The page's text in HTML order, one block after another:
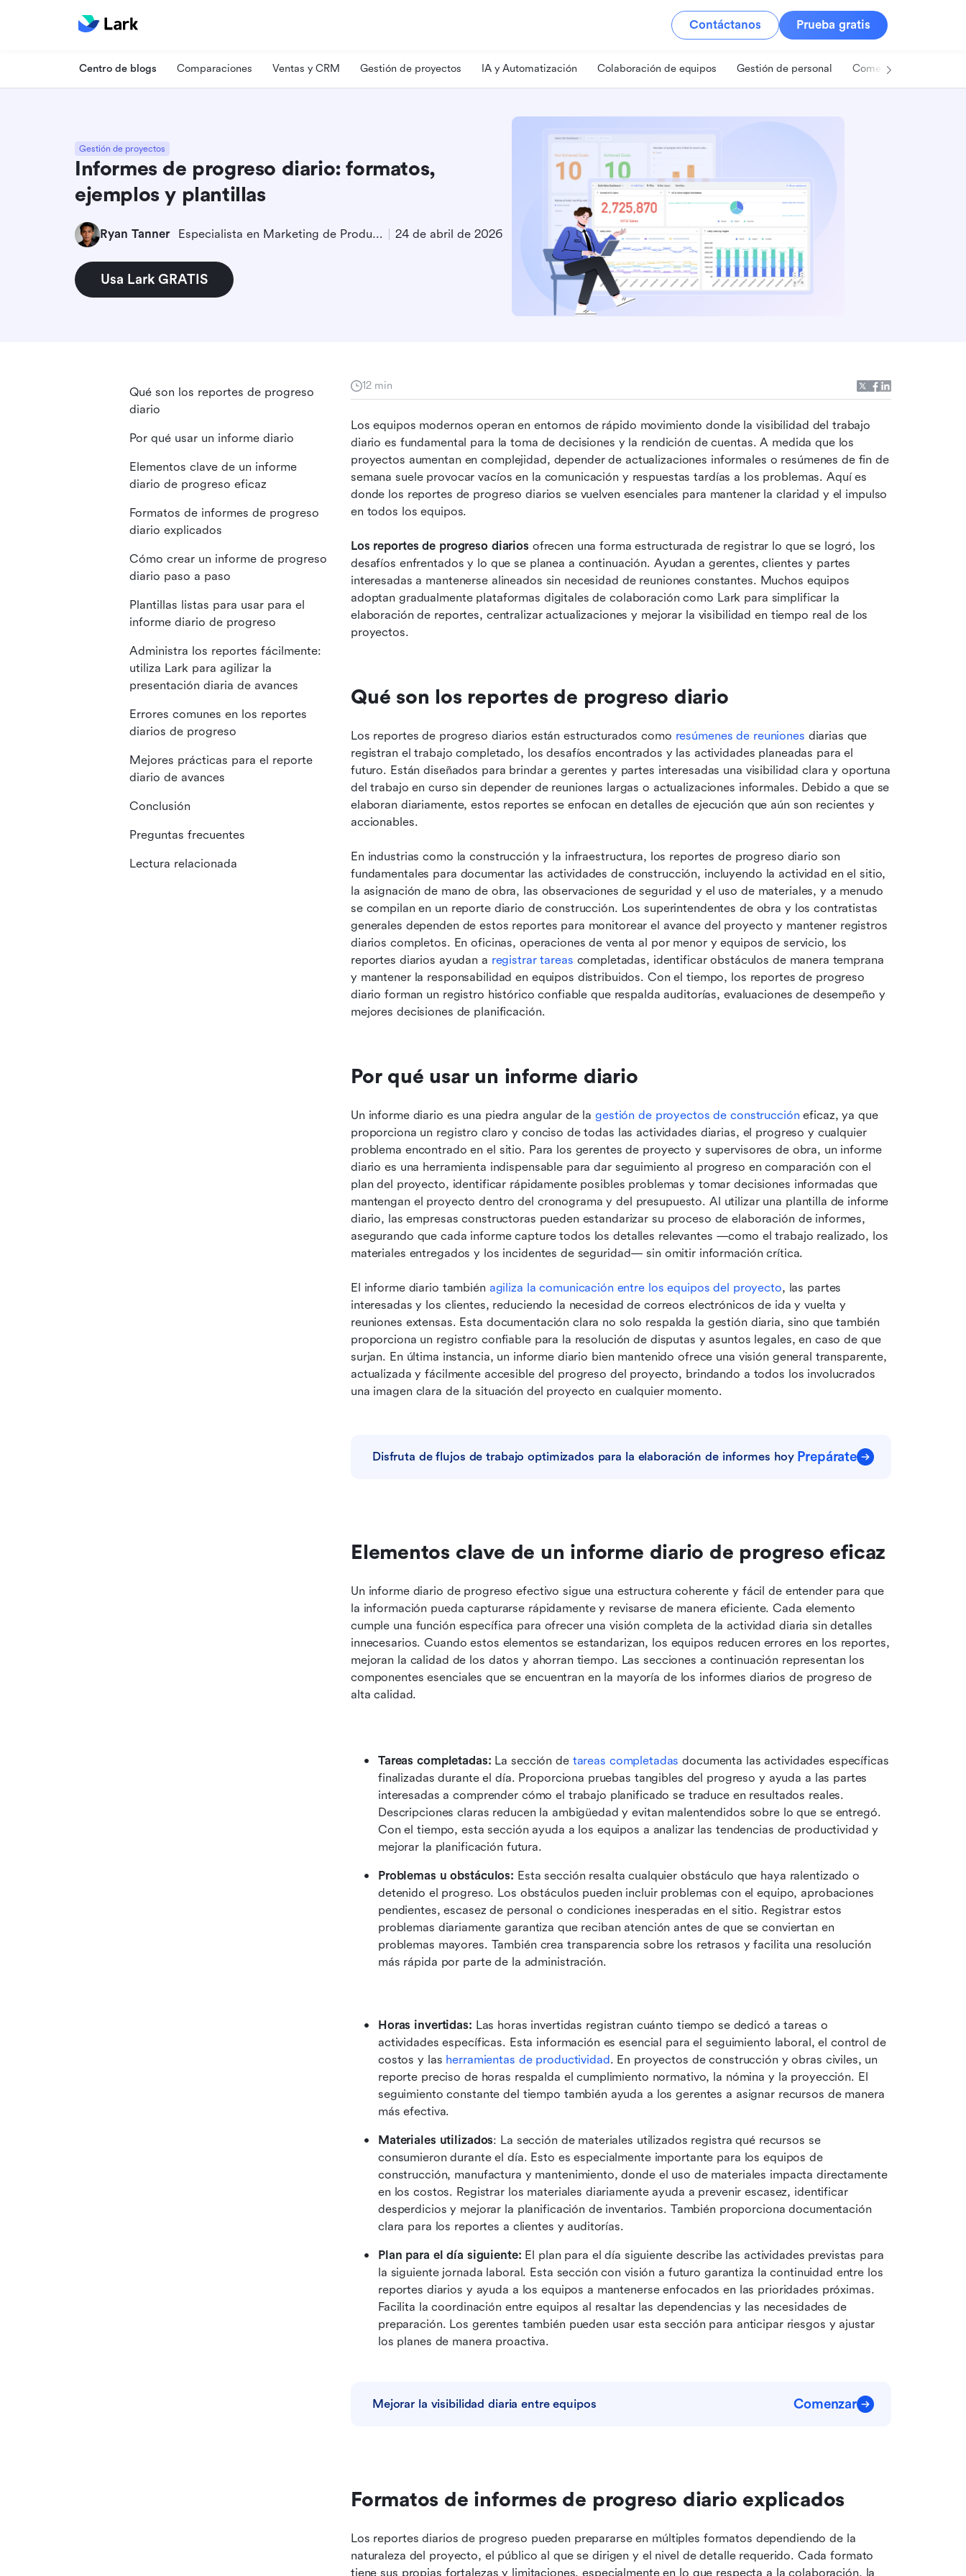
Contáctanos Prueba gratis
Centro de blogs Comparaciones Ventas y CRM Gestión de proyectos IA y Automatización Colaboración de equipos Gestión de personal Comercio minorista
Gestión de proyectos
Informes de progreso diario: formatos,
ejemplos y plantillas
Ryan Tanner Especialista en Marketing de Producto 24 de abril de 2026
Usa Lark GRATIS
12 min
Los equipos modernos operan en entornos de rápido movimiento donde la visibilidad del trabajo
diario es fundamental para la toma de decisiones y la rendición de cuentas. A medida que los
proyectos aumentan en complejidad, depender de actualizaciones informales o resúmenes de fin de
semana suele provocar vacíos en la comunicación y respuestas tardías a los problemas. Aquí es
donde los reportes de progreso diarios se vuelven esenciales para mantener la claridad y el impulso
en todos los equipos.
Los reportes de progreso diarios ofrecen una forma estructurada de registrar lo que se logró, los
desafíos enfrentados y lo que se planea a continuación. Ayudan a gerentes, clientes y partes
interesadas a mantenerse alineados sin necesidad de reuniones constantes. Muchos equipos
adoptan gradualmente plataformas digitales de colaboración como Lark para simplificar la
elaboración de reportes, centralizar actualizaciones y mejorar la visibilidad en tiempo real de los
proyectos.
Qué son los reportes de progreso diario
Los reportes de progreso diarios están estructurados como resúmenes de reuniones diarias que
registran el trabajo completado, los desafíos encontrados y las actividades planeadas para el
futuro. Están diseñados para brindar a gerentes y partes interesadas una visibilidad clara y oportuna
del trabajo en curso sin depender de reuniones largas o actualizaciones informales. Debido a que se
elaboran diariamente, estos reportes se enfocan en detalles de ejecución que aún son recientes y
accionables.
En industrias como la construcción y la infraestructura, los reportes de progreso diario son
fundamentales para documentar las actividades de construcción, incluyendo la actividad en el sitio,
la asignación de mano de obra, las observaciones de seguridad y el uso de materiales, y a menudo
se compilan en un reporte diario de construcción. Los superintendentes de obra y los contratistas
generales dependen de estos reportes para monitorear el avance del proyecto y mantener registros
diarios completos. En oficinas, operaciones de venta al por menor y equipos de servicio, los
reportes diarios ayudan a registrar tareas completadas, identificar obstáculos de manera temprana
y mantener la responsabilidad en equipos distribuidos. Con el tiempo, los reportes de progreso
diario forman un registro histórico confiable que respalda auditorías, evaluaciones de desempeño y
mejores decisiones de planificación.
Por qué usar un informe diario
Un informe diario es una piedra angular de la gestión de proyectos de construcción eficaz, ya que
proporciona un registro claro y conciso de todas las actividades diarias, el progreso y cualquier
problema encontrado en el sitio. Para los gerentes de proyecto y supervisores de obra, un informe
diario es una herramienta indispensable para dar seguimiento al progreso en comparación con el
plan del proyecto, identificar rápidamente posibles problemas y tomar decisiones informadas que
mantengan el proyecto dentro del cronograma y del presupuesto. Al utilizar una plantilla de informe
diario, las empresas constructoras pueden estandarizar su proceso de elaboración de informes,
asegurando que cada informe capture todos los detalles relevantes —como el trabajo realizado, los
materiales entregados y los incidentes de seguridad— sin omitir información crítica.
El informe diario también agiliza la comunicación entre los equipos del proyecto, las partes
interesadas y los clientes, reduciendo la necesidad de correos electrónicos de ida y vuelta y
reuniones extensas. Esta documentación clara no solo respalda la gestión diaria, sino que también
proporciona un registro confiable para la resolución de disputas y asuntos legales, en caso de que
surjan. En última instancia, un informe diario bien mantenido ofrece una visión general transparente,
actualizada y fácilmente accesible del progreso del proyecto, brindando a todos los involucrados
una imagen clara de la situación del proyecto en cualquier momento.
Disfruta de flujos de trabajo optimizados para la elaboración de informes hoy Prepárate
Elementos clave de un informe diario de progreso eficaz
Un informe diario de progreso efectivo sigue una estructura coherente y fácil de entender para que
la información pueda capturarse rápidamente y revisarse de manera eficiente. Cada elemento
cumple una función específica para ofrecer una visión completa de la actividad diaria sin detalles
innecesarios. Cuando estos elementos se estandarizan, los equipos reducen errores en los reportes,
mejoran la calidad de los datos y ahorran tiempo. Las secciones a continuación representan los
componentes esenciales que se encuentran en la mayoría de los informes diarios de progreso de
alta calidad.
Tareas completadas: La sección de tareas completadas documenta las actividades específicas
finalizadas durante el día. Proporciona pruebas tangibles del progreso y ayuda a las partes
interesadas a comprender cómo el trabajo planificado se traduce en resultados reales.
Descripciones claras reducen la ambigüedad y evitan malentendidos sobre lo que se entregó.
Con el tiempo, esta sección ayuda a los equipos a analizar las tendencias de productividad y
mejorar la planificación futura.
Problemas u obstáculos: Esta sección resalta cualquier obstáculo que haya ralentizado o
detenido el progreso. Los obstáculos pueden incluir problemas con el equipo, aprobaciones
pendientes, escasez de personal o condiciones inesperadas en el sitio. Registrar estos
problemas diariamente garantiza que reciban atención antes de que se conviertan en
problemas mayores. También crea transparencia sobre los retrasos y facilita una resolución
más rápida por parte de la administración.
Horas invertidas: Las horas invertidas registran cuánto tiempo se dedicó a tareas o
actividades específicas. Esta información es esencial para el seguimiento laboral, el control de
costos y las herramientas de productividad. En proyectos de construcción y obras civiles, un
reporte preciso de horas respalda el cumplimiento normativo, la nómina y la proyección. El
seguimiento constante del tiempo también ayuda a los gerentes a asignar recursos de manera
más efectiva.
Materiales utilizados: La sección de materiales utilizados registra qué recursos se
consumieron durante el día. Esto es especialmente importante para los equipos de
construcción, manufactura y mantenimiento, donde el uso de materiales impacta directamente
en los costos. Registrar los materiales diariamente ayuda a prevenir escasez, identificar
desperdicios y mejorar la planificación de inventarios. También proporciona documentación
clara para los reportes a clientes y auditorías.
Plan para el día siguiente: El plan para el día siguiente describe las actividades previstas para
la siguiente jornada laboral. Esta sección con visión a futuro garantiza la continuidad entre los
reportes diarios y ayuda a los equipos a mantenerse enfocados en las prioridades próximas.
Facilita la coordinación entre equipos al resaltar las dependencias y las necesidades de
preparación. Los gerentes también pueden usar esta sección para anticipar riesgos y ajustar
los planes de manera proactiva.
Mejorar la visibilidad diaria entre equipos Comenzar
Formatos de informes de progreso diario explicados
Los reportes diarios de progreso pueden prepararse en múltiples formatos dependiendo de la
naturaleza del proyecto, el público al que se dirigen y el nivel de detalle requerido. Cada formato
tiene sus propias fortalezas y limitaciones, especialmente en lo que respecta a la colaboración, la
Qué son los reportes de progreso
diario
Por qué usar un informe diario
Elementos clave de un informe
diario de progreso eficaz
Formatos de informes de progreso
diario explicados
Cómo crear un informe de progreso
diario paso a paso
Plantillas listas para usar para el
informe diario de progreso
Administra los reportes fácilmente:
utiliza Lark para agilizar la
presentación diaria de avances
Errores comunes en los reportes
diarios de progreso
Mejores prácticas para el reporte
diario de avances
Conclusión
Preguntas frecuentes
Lectura relacionada